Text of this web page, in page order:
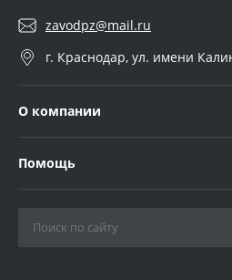
zavodpz@mail.ru
г. Краснодар, ул. имени
О компании
Помощь